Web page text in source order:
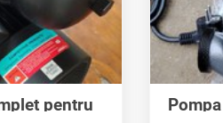
pentru